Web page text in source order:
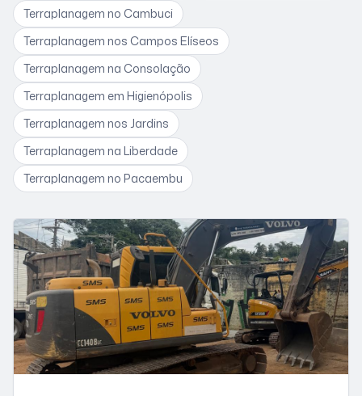
Terraplanagem no Cambuci
Terraplanagem nos Campos Elíseos
Terraplanagem na Consolação
Terraplanagem em Higienópolis
Terraplanagem nos Jardins
Terraplanagem na Liberdade
Terraplanagem no Pacaembu